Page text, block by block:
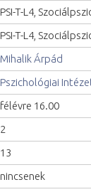
PSI-T-L4,
PSI-T-L4,
Mihalik Árpád
Pszichológiai
félévre 16.00
2
13
nincsenek